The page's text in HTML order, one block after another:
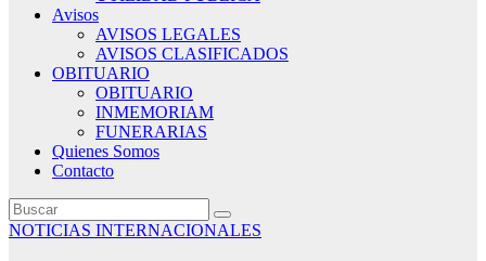
Avisos
AVISOS LEGALES
AVISOS CLASIFICADOS
OBITUARIO
OBITUARIO
INMEMORIAM
FUNERARIAS
Quienes Somos
Contacto
NOTICIAS INTERNACIONALES